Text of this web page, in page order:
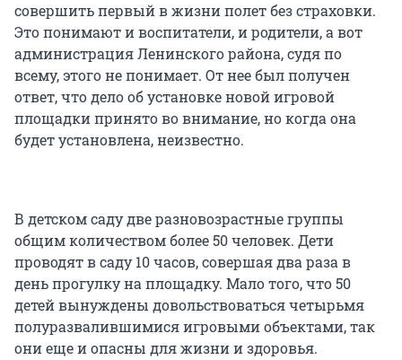
совершить первый в жизни полет без страховки.
Это понимают и воспитатели, и родители, а вот
администрация Ленинского района, судя по
всему, этого не понимает. От нее был получен
ответ, что дело об установке новой игровой
площадки принято во внимание, но когда она
будет установлена, неизвестно.
В детском саду две разновозрастные группы
общим количеством более 50 человек. Дети
проводят в саду 10 часов, совершая два раза в
день прогулку на площадку. Мало того, что 50
детей вынуждены довольствоваться четырьмя
полуразвалившимися игровыми объектами, так
они еще и опасны для жизни и здоровья.